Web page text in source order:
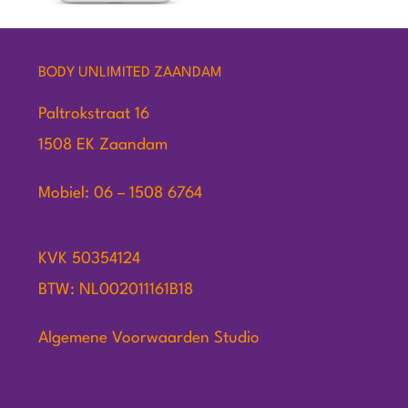
BODY UNLIMITED ZAANDAM
Paltrokstraat 16
1508 EK Zaandam
Mobiel: 06 – 1508 6764
KVK 50354124
BTW: NL002011161B18
Algemene Voorwaarden Studio